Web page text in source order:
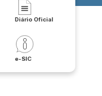
Diário Oficial
e-SIC